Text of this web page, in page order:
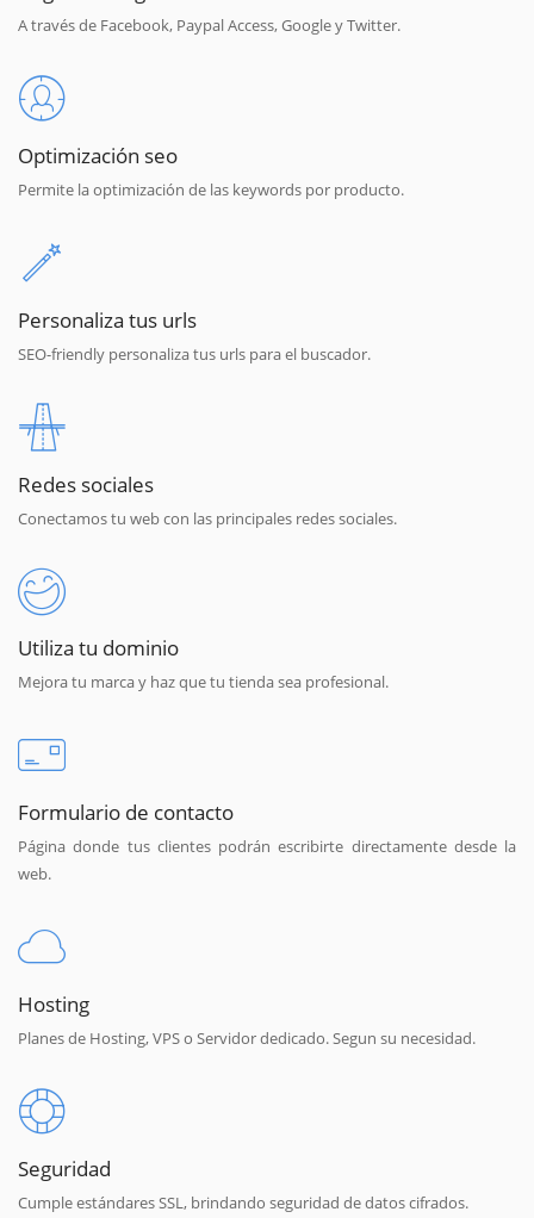
A través de Facebook, Paypal Access, Google y Twitter.
Optimización seo
Permite la optimización de las keywords por producto.
Personaliza tus urls
SEO-friendly personaliza tus urls para el buscador.
Redes sociales
Conectamos tu web con las principales redes sociales.
Utiliza tu dominio
Mejora tu marca y haz que tu tienda sea profesional.
Formulario de contacto
Página donde tus clientes podrán escribirte directamente desde la
web.
Hosting
Planes de Hosting, VPS o Servidor dedicado. Segun su necesidad.
Seguridad
Cumple estándares SSL, brindando seguridad de datos cifrados.